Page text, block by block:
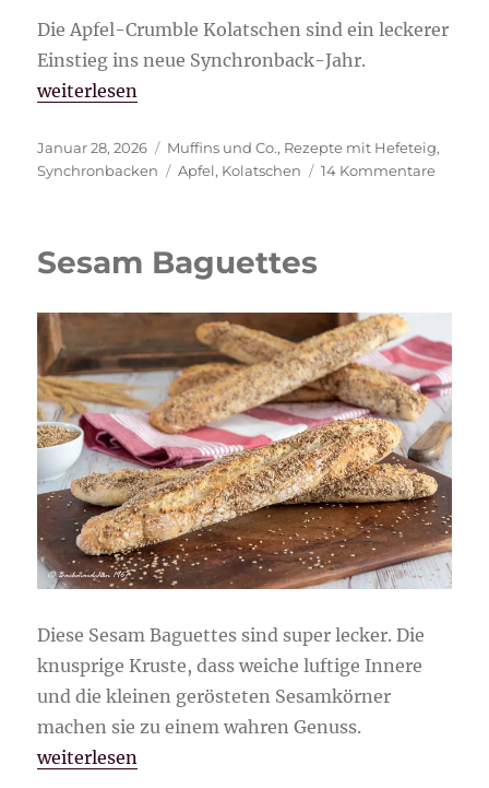
Die Apfel-Crumble Kolatschen sind ein leckerer
Einstieg ins neue Synchronback-Jahr.
„Apfel-Crumble Kolatschen“
weiterlesen
Veröffentlicht
am
Januar 28, 2026 Kategorien
Muffins und Co., Rezepte mit Hefeteig,
Synchronbacken
Schlagwörter
Apfel, Kolatschen 14 Kommentarezu
Sesam Baguettes
Diese Sesam Baguettes sind super lecker. Die
knusprige Kruste, dass weiche luftige Innere
und die kleinen gerösteten Sesamkörner
machen sie zu einem wahren Genuss.
„Sesam Baguettes“
weiterlesen